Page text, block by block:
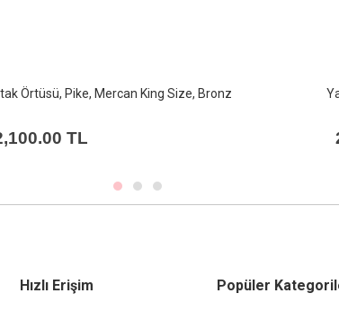
Örtüsü, Pike, Mercan King Size, Koyu Pembe
TL
Hızlı Erişim Popüler